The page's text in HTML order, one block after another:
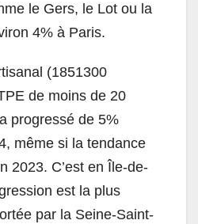
le Gers, le Lot ou la
4% à Paris.
(1851300
de moins de 20
progressé de 5%
même si la tendance
2023. C’est en Île-de-
est la plus
par la Seine-Saint-